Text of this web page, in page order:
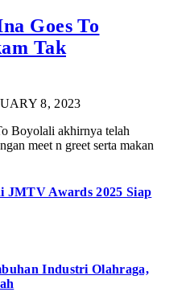
Goes To
Tak
8, 2023
Boyolali akhirnya telah
meet n greet serta makan
JMTV Awards 2025 Siap
Industri Olahraga,